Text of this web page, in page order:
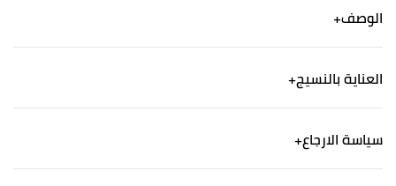
الوصف
تبدو أنيقةوعصرية}
جلابية طويلة ، أكمام طويلة ، ورقبة على شكل سبعة
مزينة بالترتر
طريقة العناية: تغسل بالغسيل الجافة
العناية بالنسيج
غسيل آلي لطيف. استخدم منظفًا خفيفًا وجففه في الظل.
سياسة الارجاع